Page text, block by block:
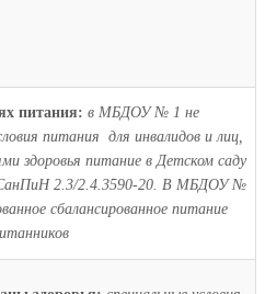
питания: в МБДОУ № 1 не
питания для инвалидов и лиц,
здоровья питание в Детском саду
2.3/2.4.3590-20. В МБДОУ №
сбалансированное питание